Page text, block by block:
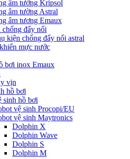
âm tường Kripsol
âm tường Astral
âm tương Emaux
chống đẩy nổi
kiện chống đẩy nổi astral
mực nước
bơi inox Emaux
vịn
hồ bơi
sinh hồ bơi
vệ sinh Procopi/EU
vệ sinh Maytronics
Dolphin X
Dolphin Wave
Dolphin S
Dolphin M